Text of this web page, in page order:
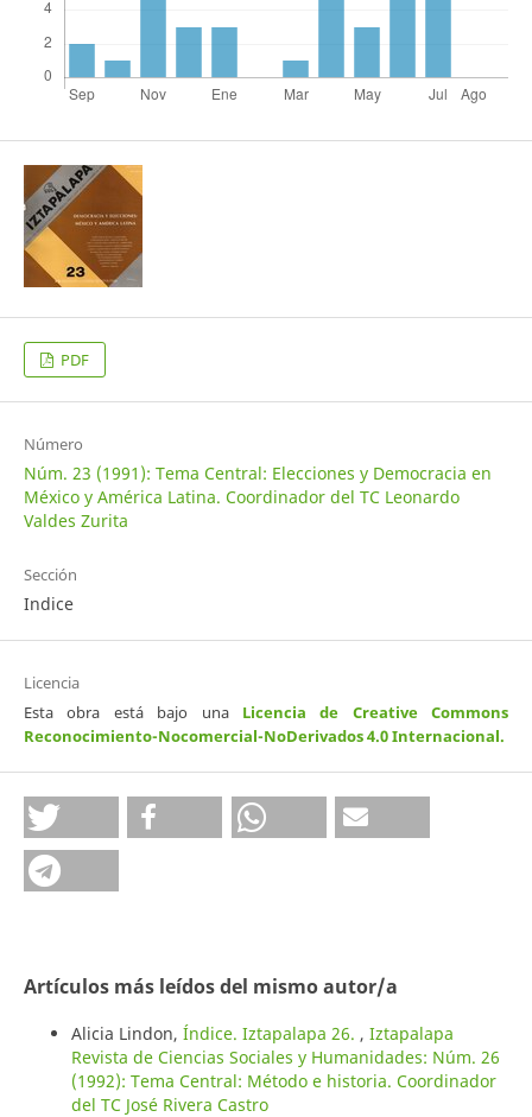
PDF
Número
Núm. 23 (1991): Tema Central: Elecciones y Democracia en
México y América Latina. Coordinador del TC Leonardo
Valdes Zurita
Sección
Indice
Licencia
Esta obra está bajo una Licencia de Creative Commons
Reconocimiento-Nocomercial-NoDerivados 4.0 Internacional.
Artículos más leídos del mismo autor/a
Alicia Lindon, Índice. Iztapalapa 26. , Iztapalapa
Revista de Ciencias Sociales y Humanidades: Núm. 26
(1992): Tema Central: Método e historia. Coordinador
del TC José Rivera Castro